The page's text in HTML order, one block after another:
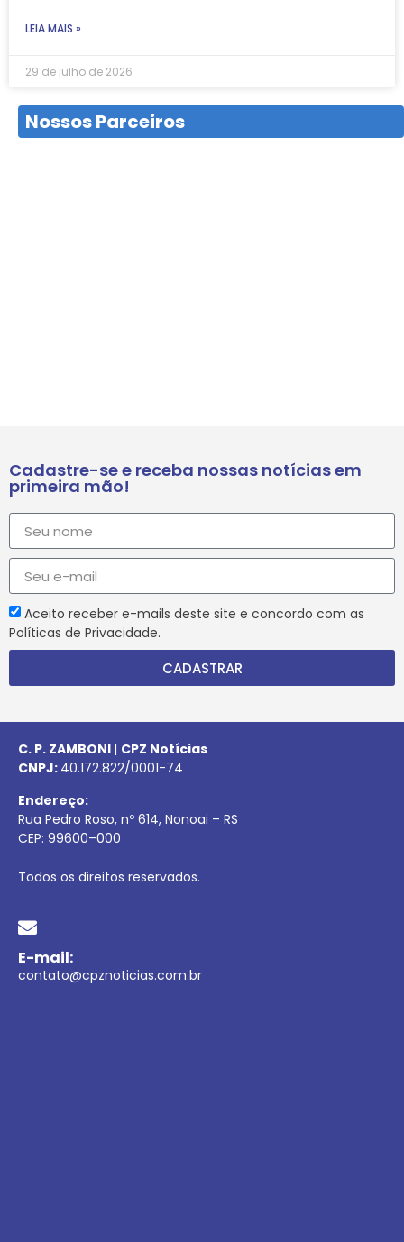
LEIA MAIS »
29 de julho de 2026
Nossos Parceiros
Cadastre-se e receba nossas notícias em
primeira mão!
Aceito receber e-mails deste site e concordo com as
Políticas de Privacidade.
CADASTRAR
C. P. ZAMBONI | CPZ Notícias
CNPJ: 40.172.822/0001-74
Endereço:
Rua Pedro Roso, nº 614, Nonoai – RS
CEP: 99600–000
Todos os direitos reservados.
E-mail:
contato@cpznoticias.com.br